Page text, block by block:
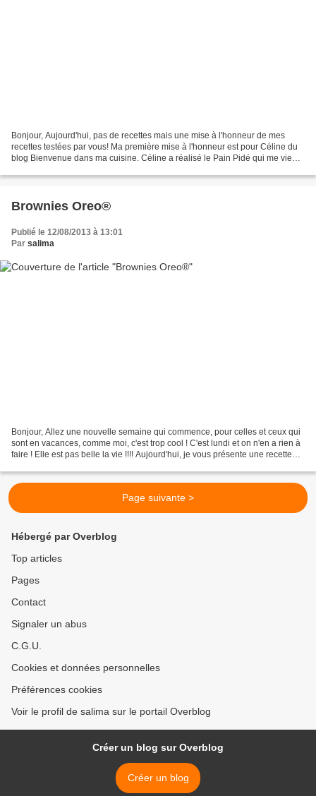
Bonjour, Aujourd'hui, pas de recettes mais une mise à l'honneur de mes
recettes testées par vous! Ma première mise à l'honneur est pour Céline du
blog Bienvenue dans ma cuisine. Céline a réalisé le Pain Pidé qui me vient
Brownies Oreo®
Publié le 12/08/2013 à 13:01
Par salima
Bonjour, Allez une nouvelle semaine qui commence, pour celles et ceux qui
sont en vacances, comme moi, c'est trop cool ! C'est lundi et on n'en a rien à
faire ! Elle est pas belle la vie !!!! Aujourd'hui, je vous présente une recette
Page suivante >
Hébergé par Overblog
Top articles
Pages
Contact
Signaler un abus
C.G.U.
Cookies et données personnelles
Préférences cookies
Voir le profil de salima sur le portail Overblog
Créer un blog sur Overblog
Créer un blog